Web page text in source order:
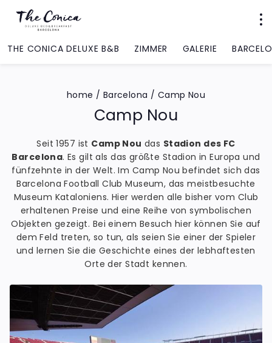
THE CONICA DELUXE B&B ZIMMER GALERIE
home / Barcelona / Camp Nou
Camp Nou
Seit 1957 ist Camp Nou das Stadion des FC
Barcelona. Es gilt als das größte Stadion in Europa und
fünfzehnte in der Welt. Im Camp Nou befindet sich das
Barcelona Football Club Museum, das meistbesuchte
Museum Kataloniens. Hier werden alle bisher vom Club
erhaltenen Preise und eine Reihe von symbolischen
Objekten gezeigt. Bei einem Besuch hier können Sie auf
dem Feld treten, so tun, als seien Sie einer der Spieler
und lernen Sie die Geschichte eines der lebhaftesten
Orte der Stadt kennen.